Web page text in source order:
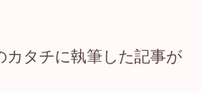
カタチに執筆した記事が